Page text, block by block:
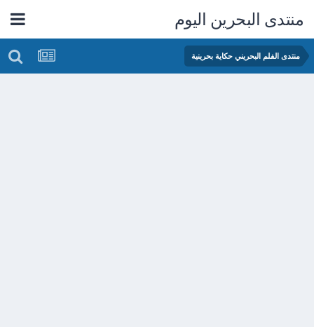
منتدى البحرين اليوم
منتدى الفلم البحريني حكاية بحرينية